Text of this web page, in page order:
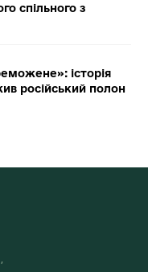
спільного з
історія
російський полон